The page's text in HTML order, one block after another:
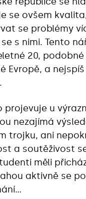
se ovšem
se problémy
s nimi. Tento
20,
Evropě, a
projevuje u
nezajímá
trojku, ani
a soutěživost
měli
aktivně se